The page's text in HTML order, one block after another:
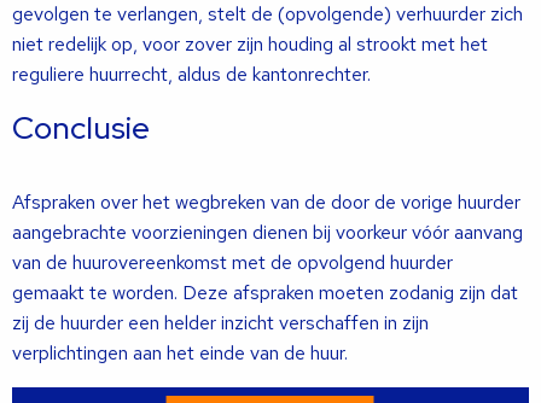
gevolgen te verlangen, stelt de (opvolgende) verhuurder zich
niet redelijk op, voor zover zijn houding al strookt met het
reguliere huurrecht, aldus de kantonrechter.
Conclusie
Afspraken over het wegbreken van de door de vorige huurder
aangebrachte voorzieningen dienen bij voorkeur vóór aanvang
van de huurovereenkomst met de opvolgend huurder
gemaakt te worden. Deze afspraken moeten zodanig zijn dat
zij de huurder een helder inzicht verschaffen in zijn
verplichtingen aan het einde van de huur.